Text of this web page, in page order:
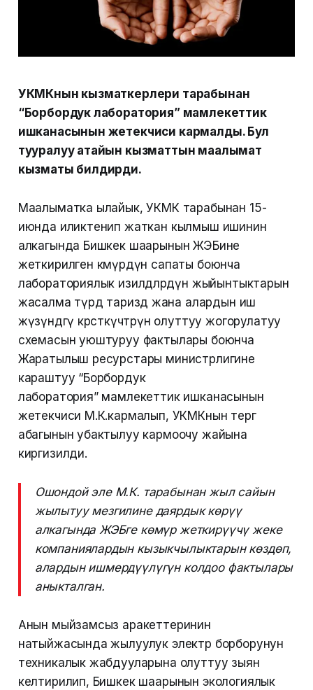
УКМКнын кызматкерлери тарабынан
“Борбордук лаборатория” мамлекеттик
ишканасынын жетекчиси кармалды. Бул
тууралуу атайын кызматтын маалымат
кызматы билдирди.
Маалыматка ылайык, УКМК тарабынан 15-
июнда иликтенип жаткан кылмыш ишинин
алкагында Бишкек шаарынын ЖЭБине
жеткирилген көмүрдүн сапаты боюнча
лабораториялык изилдөөлөрдүн жыйынтыктарын
жасалма түрдө тариздөө жана алардын иш
жүзүндөгү көрсөткүчтөрүн олуттуу жогорулатуу
схемасын уюштуруу фактылары боюнча
Жаратылыш ресурстары министрлигине
караштуу “Борбордук
лаборатория” мамлекеттик ишканасынын
жетекчиси М.К.кармалып, УКМКнын тергөө
абагынын убактылуу кармоочу жайына
киргизилди.
Ошондой эле М.К. тарабынан жыл сайын
жылытуу мезгилине даярдык көрүү
алкагында ЖЭБге көмүр жеткирүүчү жеке
компаниялардын кызыкчылыктарын көздөп,
алардын ишмердүүлүгүн колдоо фактылары
аныкталган.
Анын мыйзамсыз аракеттеринин
натыйжасында жылуулук электр борборунун
техникалык жабдууларына олуттуу зыян
келтирилип, Бишкек шаарынын экологиялык